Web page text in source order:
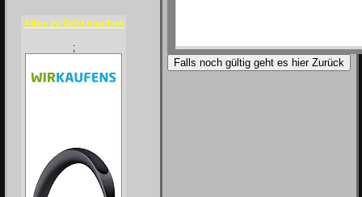
Altes zu Geld machen
;
Falls noch gültig geht es hier Zurück